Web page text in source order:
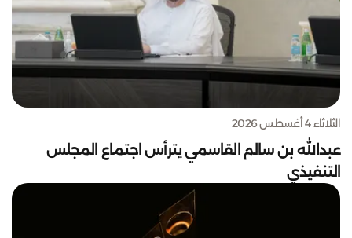
الثلاثاء 4 أغسطس 2026
عبدالله بن سالم القاسمي يترأس اجتماع المجلس
التنفيذي